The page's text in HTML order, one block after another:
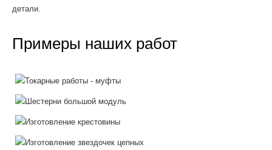
детали.
Примеры наших работ